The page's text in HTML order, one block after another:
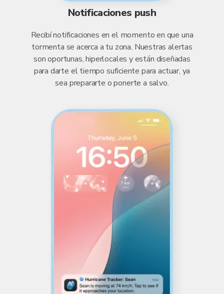
Notificaciones push
Recibí notificaciones en el momento en que una
tormenta se acerca a tu zona. Nuestras alertas
son oportunas, hiperlocales y están diseñadas
para darte el tiempo suficiente para actuar, ya
sea prepararte o ponerte a salvo.